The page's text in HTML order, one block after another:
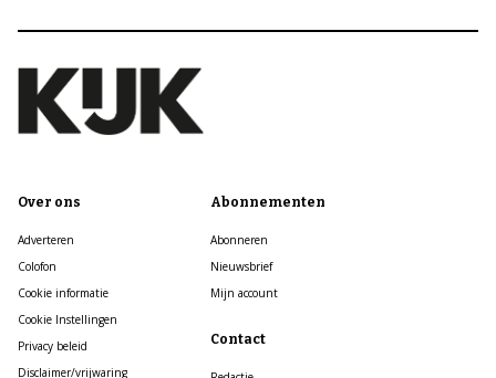
Over ons
Adverteren
Colofon
Cookie informatie
Cookie Instellingen
Privacy beleid
Disclaimer/vrijwaring
Abonnementen
Abonneren
Nieuwsbrief
Mijn account
Contact